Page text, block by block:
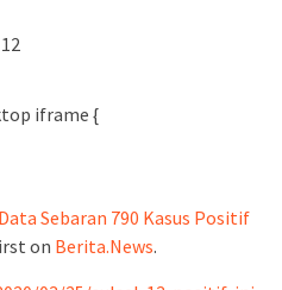
iframe {
Sebaran 790 Kasus Positif
on Berita.News.